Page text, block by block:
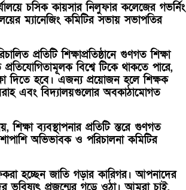
চসিক কায়সার নিলুফার কলেজের গভর্নিং
ম্যানেজিং কমিটির সভায় সভাপতির
প্রতিটি শিক্ষাপ্রতিষ্ঠানে গুণগত শিক্ষা
প্রতিযোগিতামূলক বিশ্বে টিকে থাকতে পারে,
দিতে হবে। এজন্য প্রয়োজন হলে শিক্ষক
এবং বিদ্যালয়গুলোর অবকাঠামোগত
ব্যবস্থাপনার প্রতিটি স্তরে গুণগত
অভিভাবক ও পরিচালনা কমিটির
হচ্ছেন জাতি গড়ার কারিগর। আপনাদের